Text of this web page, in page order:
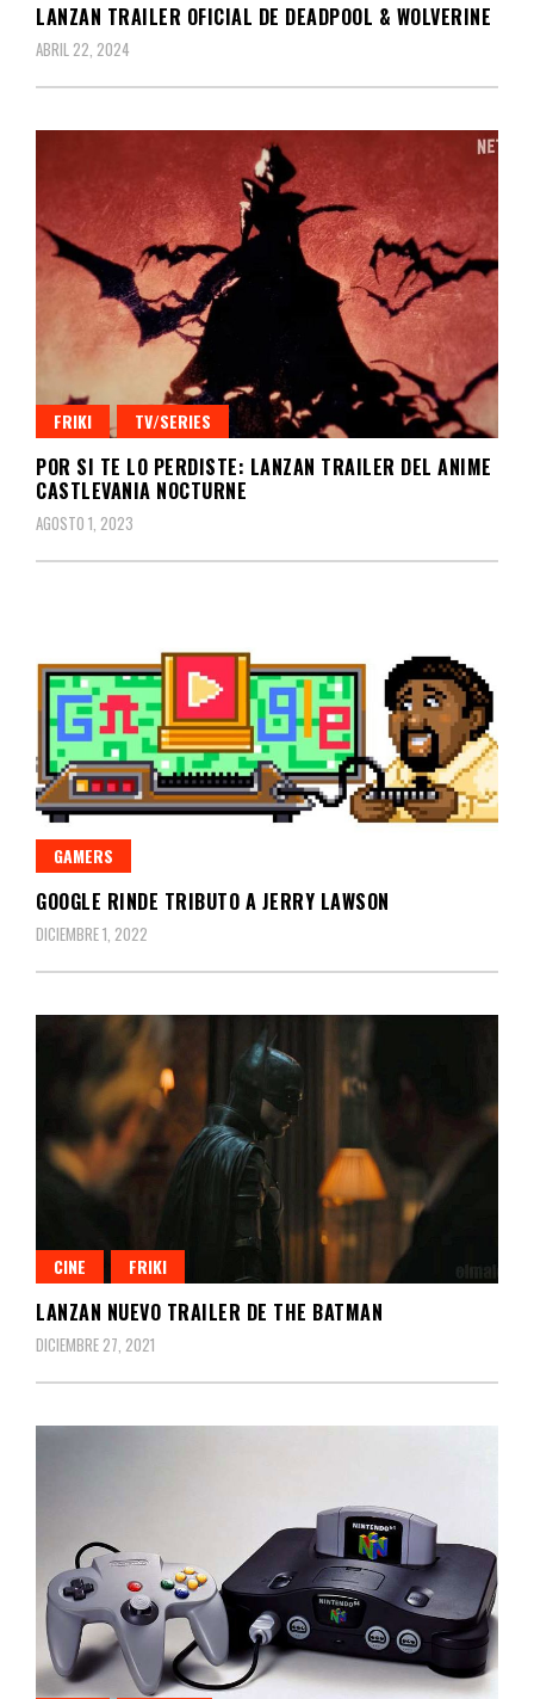
LANZAN TRAILER OFICIAL DE DEADPOOL & WOLVERINE
ABRIL 22, 2024
FRIKI TV/SERIES
POR SI TE LO PERDISTE: LANZAN TRAILER DEL ANIME
CASTLEVANIA NOCTURNE
AGOSTO 1, 2023
GAMERS
GOOGLE RINDE TRIBUTO A JERRY LAWSON
DICIEMBRE 1, 2022
CINE FRIKI
LANZAN NUEVO TRAILER DE THE BATMAN
DICIEMBRE 27, 2021